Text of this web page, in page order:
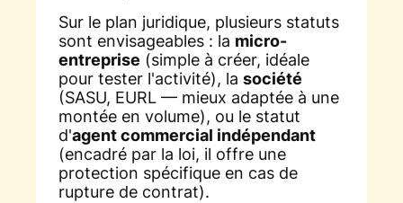
Sur le plan juridique, plusieurs statuts
sont envisageables : la micro-
entreprise (simple à créer, idéale
pour tester l'activité), lasociété
(SASU, EURL — mieux adaptée à une
montée en volume), ou le statut
d'agent commercial indépendant
(encadré par la loi, il offre une
protection spécifique en cas de
rupture de contrat).